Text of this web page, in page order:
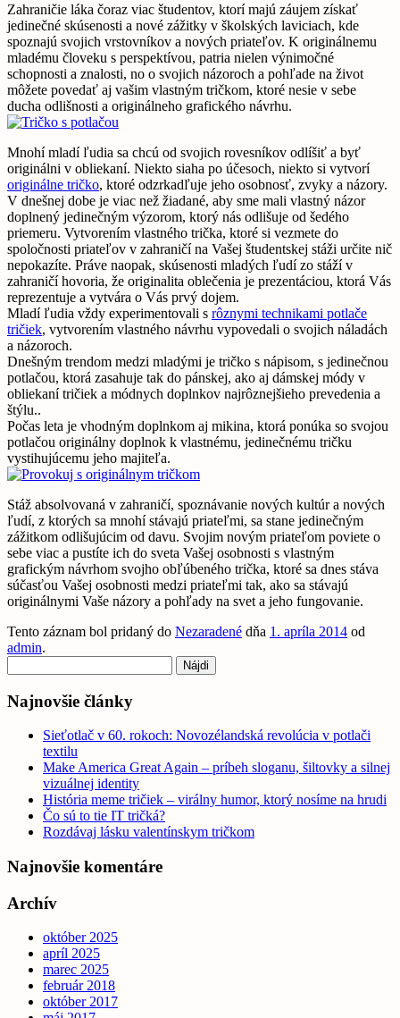
Zahraničie láka čoraz viac študentov, ktorí majú záujem získať
jedinečné skúsenosti a nové zážitky v školských laviciach, kde
spoznajú svojich vrstovníkov a nových priateľov. K originálnemu
mladému človeku s perspektívou, patria nielen výnimočné
schopnosti a znalosti, no o svojich názoroch a pohľade na život
môžete povedať aj vašim vlastným tričkom, ktoré nesie v sebe
ducha odlišnosti a originálneho grafického návrhu.
Mnohí mladí ľudia sa chcú od svojich rovesníkov odlíšiť a byť
originálni v obliekaní. Niekto siaha po účesoch, niekto si vytvorí
originálne tričko, ktoré odzrkadľuje jeho osobnosť, zvyky a názory.
V dnešnej dobe je viac než žiadané, aby sme mali vlastný názor
doplnený jedinečným výzorom, ktorý nás odlišuje od šedého
priemeru. Vytvorením vlastného trička, ktoré si vezmete do
spoločnosti priateľov v zahraničí na Vašej študentskej stáži určite nič
nepokazíte. Práve naopak, skúsenosti mladých ľudí zo stáží v
zahraničí hovoria, že originalita oblečenia je prezentáciou, ktorá Vás
reprezentuje a vytvára o Vás prvý dojem.
Mladí ľudia vždy experimentovali s rôznymi technikami potlače
tričiek, vytvorením vlastného návrhu vypovedali o svojich náladách
a názoroch.
Dnešným trendom medzi mladými je tričko s nápisom, s jedinečnou
potlačou, ktorá zasahuje tak do pánskej, ako aj dámskej módy v
obliekaní tričiek a módnych doplnkov najrôznejšieho prevedenia a
štýlu..
Počas leta je vhodným doplnkom aj mikina, ktorá ponúka so svojou
potlačou originálny doplnok k vlastnému, jedinečnému tričku
vystihujúcemu jeho majiteľa.
Stáž absolvovaná v zahraničí, spoznávanie nových kultúr a nových
ľudí, z ktorých sa mnohí stávajú priateľmi, sa stane jedinečným
zážitkom odlišujúcim od davu. Svojim novým priateľom poviete o
sebe viac a pustíte ich do sveta Vašej osobnosti s vlastným
grafickým návrhom svojho obľúbeného trička, ktoré sa dnes stáva
súčasťou Vašej osobnosti medzi priateľmi tak, ako sa stávajú
originálnymi Vaše názory a pohľady na svet a jeho fungovanie.
Tento záznam bol pridaný do Nezaradené dňa 1. apríla 2014 od
admin.
Najnovšie články
Sieťotlač v 60. rokoch: Novozélandská revolúcia v potlači
textilu
Make America Great Again – príbeh sloganu, šiltovky a silnej
vizuálnej identity
História meme tričiek – virálny humor, ktorý nosíme na hrudi
Čo sú to tie IT tričká?
Rozdávaj lásku valentínskym tričkom
Najnovšie komentáre
Archív
október 2025
apríl 2025
marec 2025
február 2018
október 2017